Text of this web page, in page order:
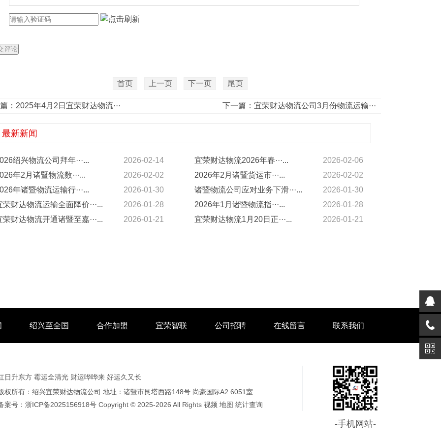
首页 上一页 下一页 尾页
： 2025年4月2日宜荣财达物流··· 下一篇： 宜荣财达物流公司3月份物流运输···
最新新闻
绍兴物流公司拜年···... 2026-02-14 宜荣财达物流2026年春···...
2026-02-06
年2月诸暨物流数···...
2026-02-02 2026年2月诸暨货运市···...
2026-02-02
年诸暨物流运输行···...
2026-01-30 诸暨物流公司应对业务下滑···...
2026-01-30
荣财达物流运输全面降价···...
2026-01-28 2026年1月诸暨物流指···...
2026-01-28
荣财达物流开通诸暨至嘉···...
2026-01-21 宜荣财达物流1月20日正···... 2026-01-21
绍兴至全国 合作加盟 宜荣智联 公司招聘 在线留言 联系我们
日升东方 霉运全清光 财运哗哗来 好运久又长
权所有：绍兴宜荣财达物流公司 地址：诸暨市艮塔西路148号 尚豪国际A2 6051室
案号： 浙ICP备2025156918号 Copyright © 2025-2026 All Rights 视频 地图 统计查询
-手机网站-